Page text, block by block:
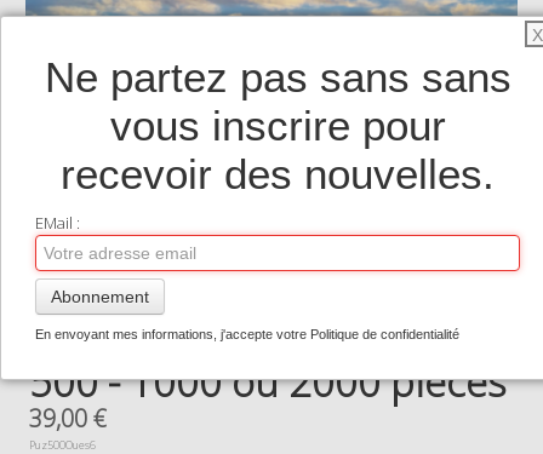
LIVRES▼
TIRAGES SUPPORTS HAUT DE GAMME
CONTACT
0
Puzzle RAVENSBUGER en
500 - 1000 ou 2000 pièces
39,00 €
Puz500Oues6
X
Ne partez pas sans sans
vous inscrire pour
recevoir des nouvelles.
EMail :
Abonnement
En envoyant mes informations, j'accepte votre Politique de confidentialité